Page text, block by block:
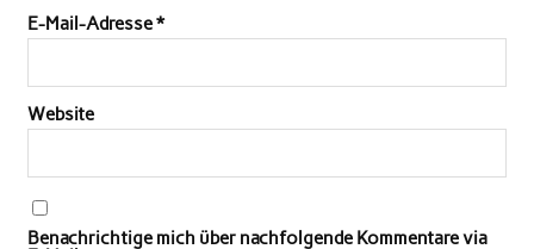
E-Mail-Adresse*
Website
Benachrichtige mich über nachfolgende Kommentare via